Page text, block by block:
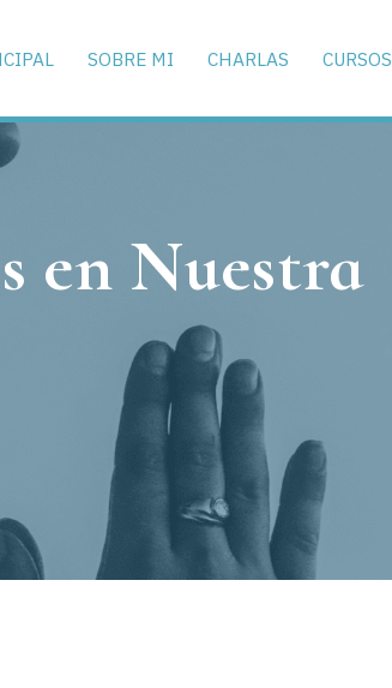
SOBRE MI CHARLAS CURSOS
en Nuestra